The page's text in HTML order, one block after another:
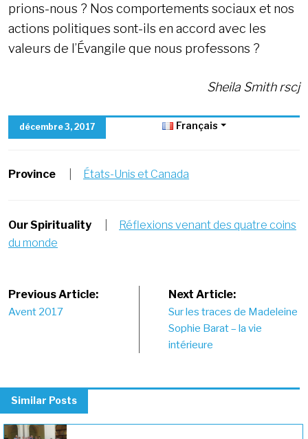
prions-nous ? Nos comportements sociaux et nos
actions politiques sont-ils en accord avec les
valeurs de l’Évangile que nous professons ?
Sheila Smith rscj
décembre 3, 2017 Français
Province États-Unis et Canada
Our Spirituality
Réflexions venant des quatre coins
du monde
Post
Previous Article:
Avent 2017
Next Article:
Sur les traces de Madeleine
Sophie Barat – la vie
intérieure
Similar Posts